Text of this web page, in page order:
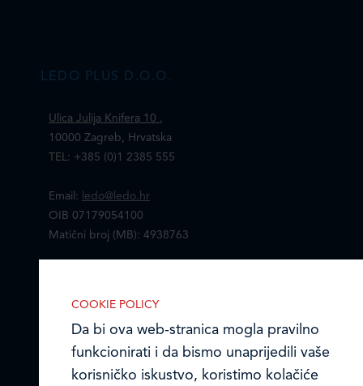
LEDO PLUS D.O.O.
Ulica Julija Knifera 10 ,
10000 Zagreb, Hrvatska
TEL: +385 (0)1 2385 555
Email:
ledo@ledo.hr
OIB 07179054100
Matični broj (MB): 4938763
Ledo u inozemstvu
COOKIE POLICY
Da bi ova web-stranica mogla pravilno
funkcionirati i da bismo unaprijedili vaše
korisničko iskustvo, koristimo kolačiće